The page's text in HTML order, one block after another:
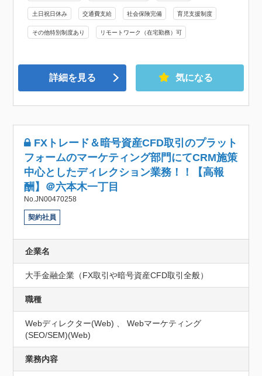
土日祝日休み 交通費支給 社会保険完備 育児支援制度
その他特別制度あり リモートワーク（在宅勤務）可
詳細を見る 気になる
FXトレード＆暗号資産CFD取引のプラット
フォームのマーケティング部門にてCRM施策
中心としたディレクション業務！！【高報
酬】＠六本木一丁目
No.JN00470258
契約社員
企業名
大手金融企業（FX取引や暗号資産CFD取引全般）
職種
Webディレクター(Web) 、 Webマーケティング
(SEO/SEM)(Web)
業務内容